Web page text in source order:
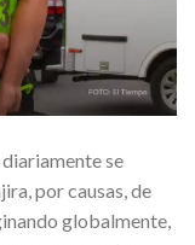
se
por causas, de
globalmente,